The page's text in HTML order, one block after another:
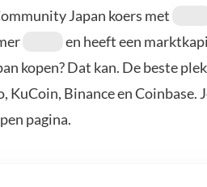
Japan koers met
en heeft een
kopen? Dat kan. De beste
Binance en Coinbase.
pagina.